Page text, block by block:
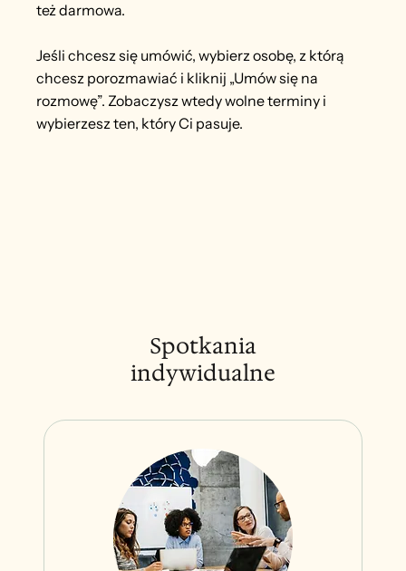
też darmowa.
Jeśli chcesz się umówić, wybierz osobę, z którą
chcesz porozmawiać i kliknij „Umów się na
rozmowę”. Zobaczysz wtedy wolne terminy i
wybierzesz ten, który Ci pasuje.
Spotkania
indywidualne